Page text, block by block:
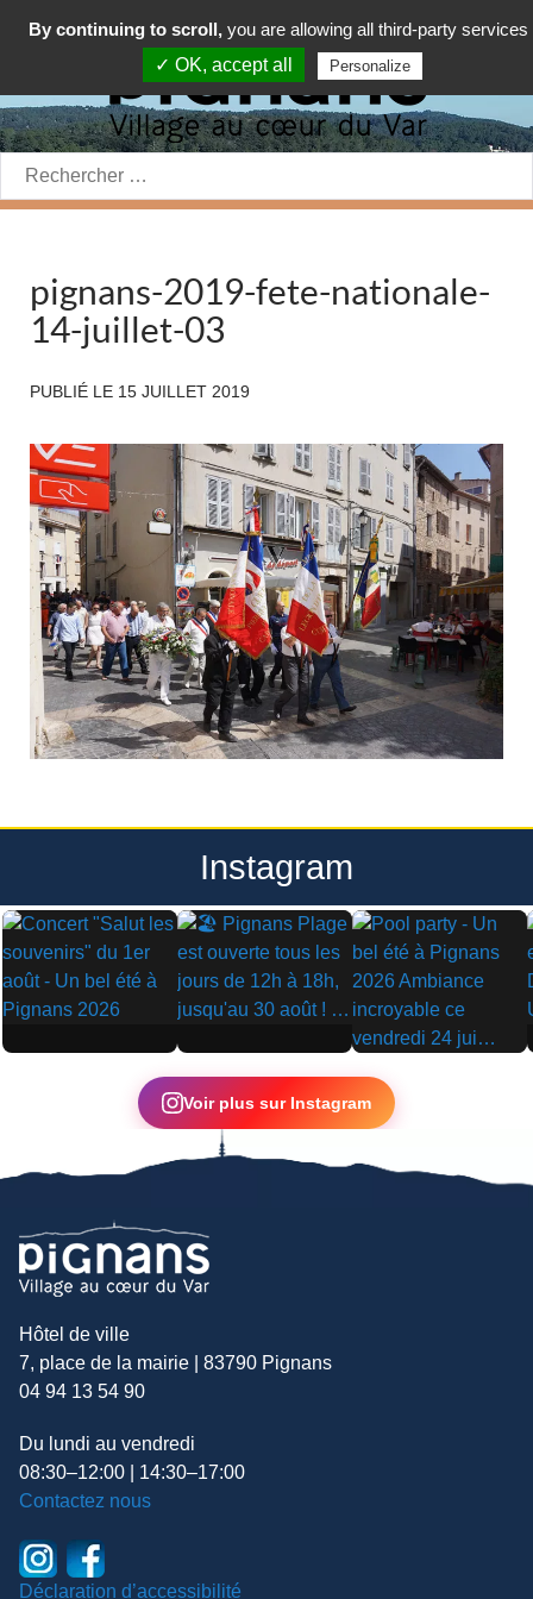
Rechercher:
pignans-2019-fete-nationale-
14-juillet-03
PUBLIÉ LE 15 JUILLET 2019
Instagram
▶ ▶
▶
Voir plus sur Instagram
Hôtel de ville
7, place de la mairie | 83790 Pignans
04 94 13 54 90
Du lundi au vendredi
08:30–12:00 | 14:30–17:00
Contactez nous
Déclaration d’accessibilité
By continuing to scroll, you are allowing all third-party services
✓ OK, accept all
Personalize